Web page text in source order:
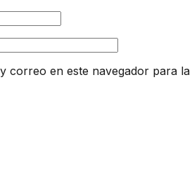
correo en este navegador para la